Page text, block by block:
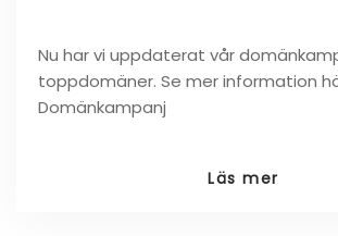
Nu har vi uppdaterat vår
toppdomäner. Se mer information
Domänkampanj
Läs mer